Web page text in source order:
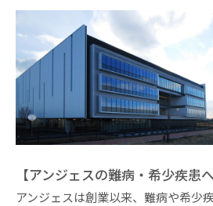
【アンジェスの難病・希少疾患
アンジェスは創業以来、難病や希少